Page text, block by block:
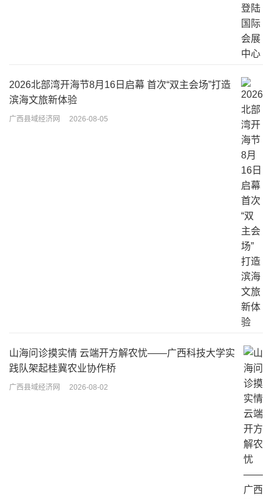
2026北部湾开海节8月16日启幕 首次“双主会场”打造
滨海文旅新体验
广西县域经济网 2026-08-05
山海问诊摸实情 云端开方解农忧——广西科技大学实
践队架起桂冀农业协作桥
广西县域经济网 2026-08-02